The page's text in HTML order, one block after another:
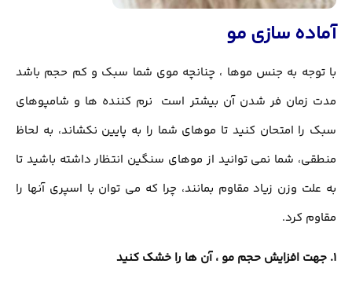
آماده سازی مو
با توجه به جنس موها ، چنانچه موی شما سبک و کم حجم باشد
مدت زمان فر شدن آن بیشتر است نرم کننده ها و شامپوهای
سبک را امتحان کنید تا موهای شما را به پایین نکشاند، به لحاظ
منطقی، شما نمی توانید از موهای سنگین انتظار داشته باشید تا
به علت وزن زیاد مقاوم بمانند، چرا که می توان با اسپری آنها را
مقاوم کرد.
1. جهت افزایش حجم مو ، آن ها را خشک کنید